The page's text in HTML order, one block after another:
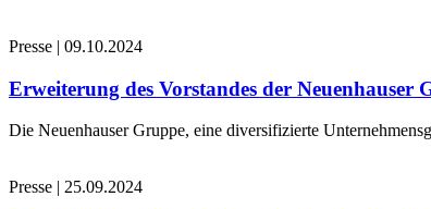
Presse | 09.10.2024
Erweiterung des Vorstandes der Neuenhauser
Die Neuenhauser Gruppe, eine diversifizierte
Presse | 25.09.2024